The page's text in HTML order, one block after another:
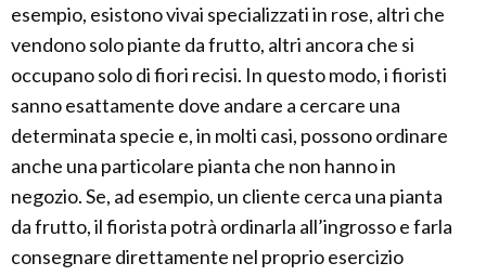
esempio, esistono vivai specializzati in rose, altri che
vendono solo piante da frutto, altri ancora che si
occupano solo di fiori recisi. In questo modo, i fioristi
sanno esattamente dove andare a cercare una
determinata specie e, in molti casi, possono ordinare
anche una particolare pianta che non hanno in
negozio. Se, ad esempio, un cliente cerca una pianta
da frutto, il fiorista potrà ordinarla all’ingrosso e farla
consegnare direttamente nel proprio esercizio